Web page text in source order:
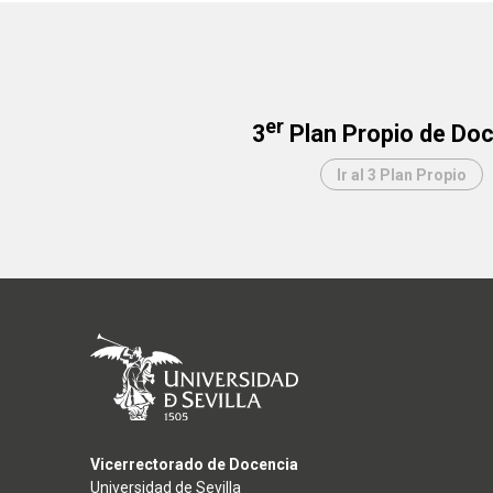
3erPlan Propio de
Ir al 3 Plan Propio
Vicerrectorado de Docencia
Universidad de Sevilla